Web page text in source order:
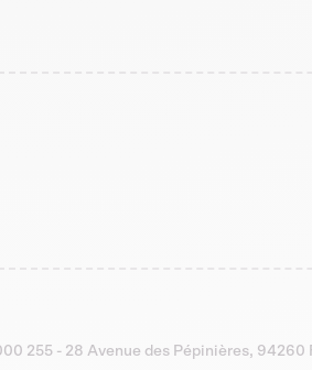
255 - 28 Avenue des Pépinières,